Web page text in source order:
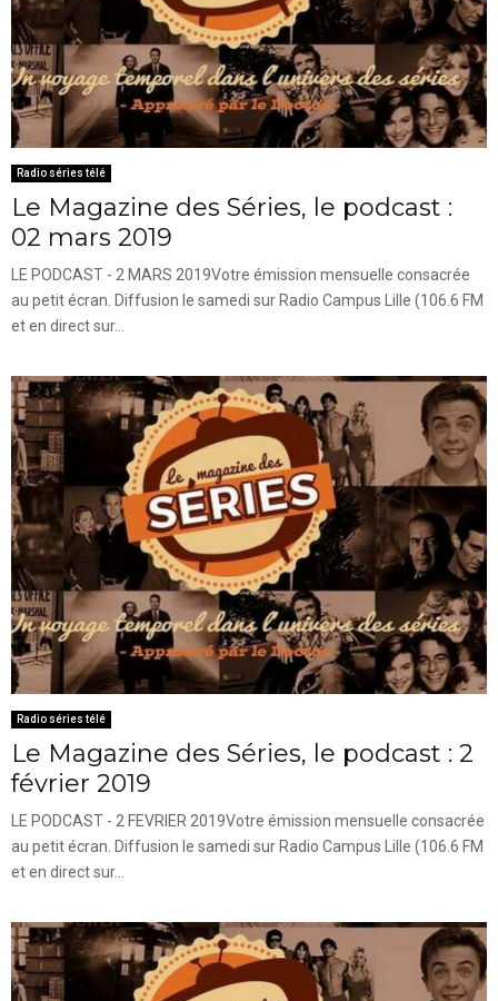
Radio séries télé
Le Magazine des Séries, le podcast :
02 mars 2019
LE PODCAST - 2 MARS 2019Votre émission mensuelle consacrée
au petit écran. Diffusion le samedi sur Radio Campus Lille (106.6 FM
et en direct sur...
Radio séries télé
Le Magazine des Séries, le podcast : 2
février 2019
LE PODCAST - 2 FEVRIER 2019Votre émission mensuelle consacrée
au petit écran. Diffusion le samedi sur Radio Campus Lille (106.6 FM
et en direct sur...